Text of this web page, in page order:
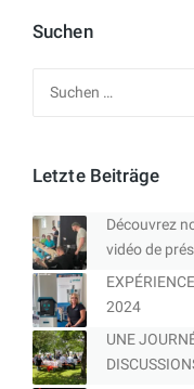
Suchen
Letzte Beiträge
Découvrez
vidéo de
2024
UNE